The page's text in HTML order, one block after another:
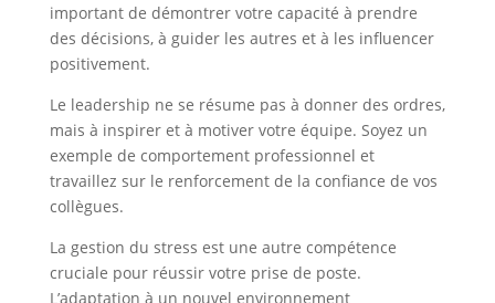
important de démontrer votre capacité à prendre
des décisions, à guider les autres et à les influencer
positivement.
Le leadership ne se résume pas à donner des ordres,
mais à inspirer et à motiver votre équipe. Soyez un
exemple de comportement professionnel et
travaillez sur le renforcement de la confiance de vos
collègues.
La gestion du stress est une autre compétence
cruciale pour réussir votre prise de poste.
L’adaptation à un nouvel environnement